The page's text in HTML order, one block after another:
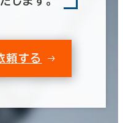
頼する